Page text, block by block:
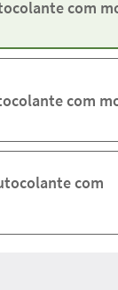
com
com
com